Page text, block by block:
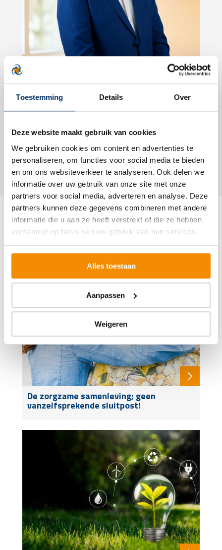
Toestemming Details Over
Deze website maakt gebruik van cookies
We gebruiken cookies om content en advertenties te
personaliseren, om functies voor social media te bieden
en om ons websiteverkeer te analyseren. Ook delen we
informatie over uw gebruik van onze site met onze
partners voor social media, adverteren en analyse. Deze
partners kunnen deze gegevens combineren met andere
informatie die u aan ze heeft verstrekt of die ze hebben
verzameld op basis van uw gebruik van hun services.
Alles toestaan
Aanpassen
Weigeren
Klik om telefoonnummer te zien
r.koopman@sevenregt.nl
Terug naar overzicht
Misschien ook interessant
De zorgzame samenleving; geen
vanzelfsprekende sluitpost!